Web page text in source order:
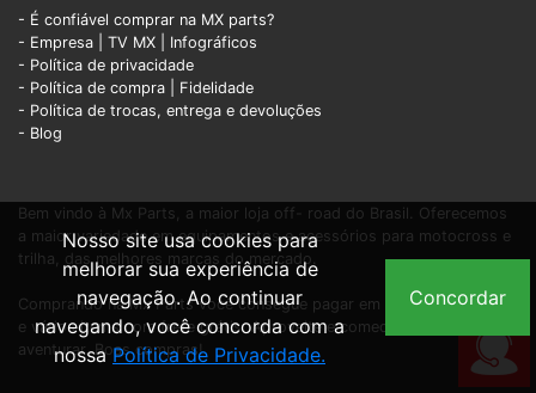
- É confiável comprar na MX parts?
- Empresa
TV MX
Infográficos
- Política de privacidade
- Política de compra | Fidelidade
- Política de trocas, entrega e devoluções
- Blog
Bem vindo à Mx Parts, a maior loja off- road do Brasil. Oferecemos
a maior variedade em equipamentos e acessórios para motocross e
trilha, das melhores marcas do mercado.
Comprando na Mx Parts você consegue pagar em até 12X sem juros
e vários items com frete grátis. Aproveite e comece já a se
aventurar. Boas compras!
Nosso site usa cookies para
melhorar sua experiência de
navegação. Ao continuar
navegando, você concorda com a
nossaPolítica de Privacidade.
Concordar